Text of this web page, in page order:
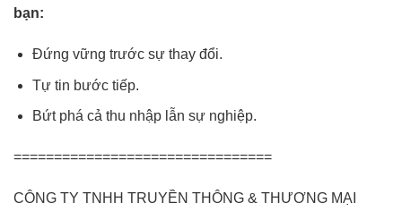
bạn:
Đứng vững trước sự thay đổi.
Tự tin bước tiếp.
Bứt phá cả thu nhập lẫn sự nghiệp.
================================
CÔNG TY TNHH TRUYỀN THÔNG & THƯƠNG MẠI